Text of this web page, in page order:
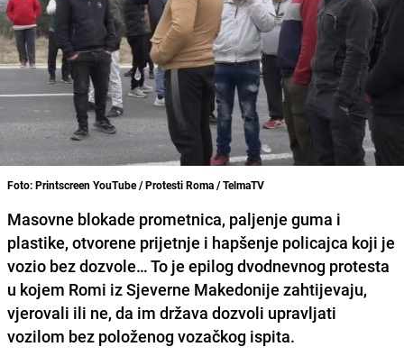
Foto: Printscreen YouTube / Protesti Roma / TelmaTV
Masovne blokade prometnica, paljenje guma i
plastike, otvorene prijetnje i hapšenje policajca koji je
vozio bez dozvole… To je epilog dvodnevnog protesta
u kojem Romi iz Sjeverne Makedonije zahtijevaju,
vjerovali ili ne, da im država dozvoli upravljati
vozilom bez položenog vozačkog ispita.